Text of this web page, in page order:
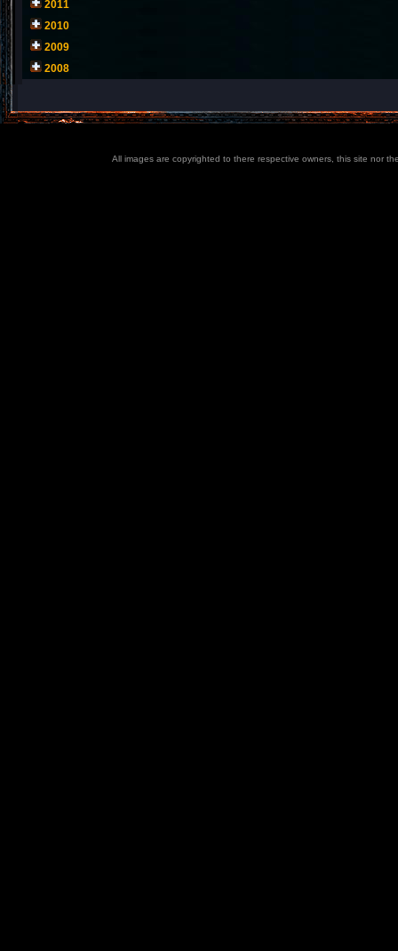
2011
2010
2009
2008
All images are copyrighted to there respective owners, this site nor